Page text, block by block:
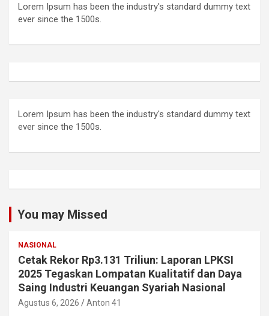
Lorem Ipsum has been the industry's standard dummy text
ever since the 1500s.
Lorem Ipsum has been the industry's standard dummy text
ever since the 1500s.
You may Missed
NASIONAL
Cetak Rekor Rp3.131 Triliun: Laporan LPKSI
2025 Tegaskan Lompatan Kualitatif dan Daya
Saing Industri Keuangan Syariah Nasional
Agustus 6, 2026 Anton 41